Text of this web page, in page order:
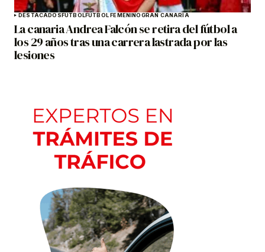
DESTACADOSFÚTBOLFÚTBOL FEMENINOGRAN CANARIA
La canaria Andrea Falcón se retira del fútbol a
los 29 años tras una carrera lastrada por las
lesiones